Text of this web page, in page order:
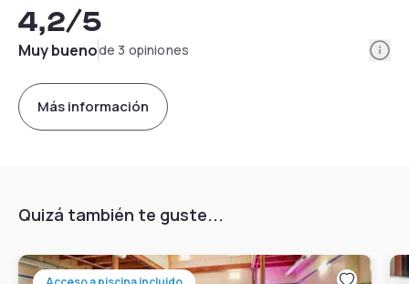
4,2/5
Muy buenode 3 opiniones
Más información
Quizá también te guste...